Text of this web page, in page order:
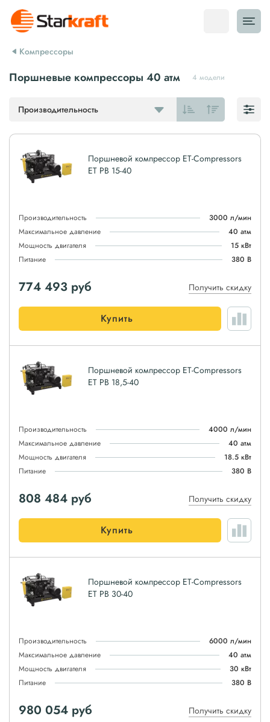
Компрессоры
Поршневые компрессоры 40 атм 4 модели
Производительность
Поршневой компрессор ET-Compressors
ET PB 15-40
Производительность
3000 л/мин
Максимальное давление
40 атм
Мощность двигателя
15 кВт
Питание
380 В
774 493 руб Получить скидку
Купить
Поршневой компрессор ET-Compressors
ET PB 18,5-40
Производительность
4000 л/мин
Максимальное давление
40 атм
Мощность двигателя
18.5 кВт
Питание
380 В
808 484 руб Получить скидку
Купить
Поршневой компрессор ET-Compressors
ET PB 30-40
Производительность
6000 л/мин
Максимальное давление
40 атм
Мощность двигателя
30 кВт
Питание
380 В
980 054 руб Получить скидку